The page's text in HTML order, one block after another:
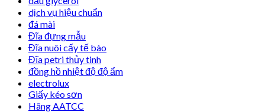
dịch vụ hiệu chuẩn
đá mài
Đĩa đựng mẫu
Đĩa nuôi cấy tế bào
Đĩa petri thủy tinh
đồng hồ nhiệt độ độ ẩm
electrolux
Giấy kéo sơn
Hãng AATCC